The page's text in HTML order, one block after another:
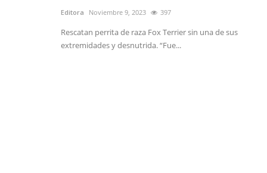
Editora Noviembre 9, 2023 397
Rescatan perrita de raza Fox Terrier sin una de sus
extremidades y desnutrida. “Fue...